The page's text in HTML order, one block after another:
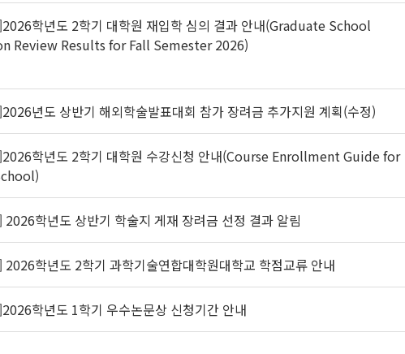
학년도 2학기 대학원 재입학 심의 결과 안내(Graduate School
Review Results for Fall Semester 2026)
년도 상반기 해외학술발표대회 참가 장려금 추가지원 계획(수정)
학년도 2학기 대학원 수강신청 안내(Course Enrollment Guide for
2026학년도 상반기 학술지 게재 장려금 선정 결과 알림
2026학년도 2학기 과학기술연합대학원대학교 학점교류 안내
학년도 1학기 우수논문상 신청기간 안내